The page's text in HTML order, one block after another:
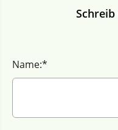
Name:*